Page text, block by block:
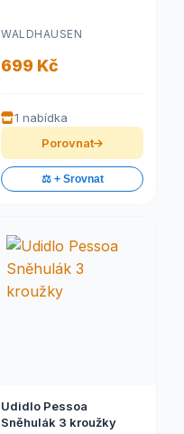
WALDHAUSEN
699 Kč
1 nabídka
Porovnat
⚖️ + Srovnat
Udidlo Pessoa
Sněhulák 3 kroužky